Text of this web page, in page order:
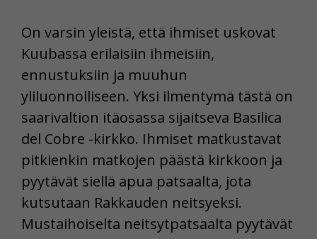
On varsin yleistä, että ihmiset uskovat
Kuubassa erilaisiin ihmeisiin,
ennustuksiin ja muuhun
yliluonnolliseen. Yksi ilmentymä tästä on
saarivaltion itäosassa sijaitseva Basilica
del Cobre -kirkko. Ihmiset matkustavat
pitkienkin matkojen päästä kirkkoon ja
pyytävät siellä apua patsaalta, jota
kutsutaan Rakkauden neitsyeksi.
Mustaihoiselta neitsytpatsaalta pyytävät